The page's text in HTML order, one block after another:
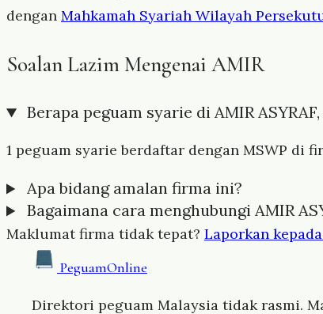
dengan Mahkamah Syariah Wilayah
Soalan Lazim Mengenai AMIR
Berapa peguam syarie di AMIR
1 peguam syarie berdaftar dengan MSWP di
Apa bidang amalan firma ini?
Bagaimana cara menghubungi AMIR
Maklumat firma tidak tepat? Laporkan
PeguamOnline
Direktori peguam Malaysia tidak rasmi.